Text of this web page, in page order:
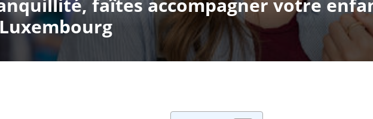
faîtes accompagner votre
Luxembourg